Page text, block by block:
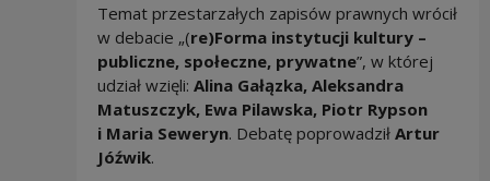
Temat przestarzałych zapisów prawnych wrócił
w debacie „(re)Forma instytucji kultury –
publiczne, społeczne, prywatne”, w której
udział wzięli: Alina Gałązka, Aleksandra
Matuszczyk, Ewa Pilawska, Piotr Rypson
i Maria Seweryn. Debatę poprowadził Artur
Jóźwik.